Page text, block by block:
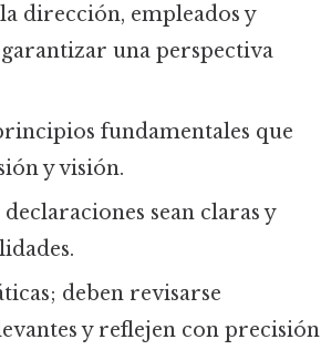
dirección, empleados y
una perspectiva
fundamentales que
y visión.
sean claras y
deben revisarse
y reflejen con precisión